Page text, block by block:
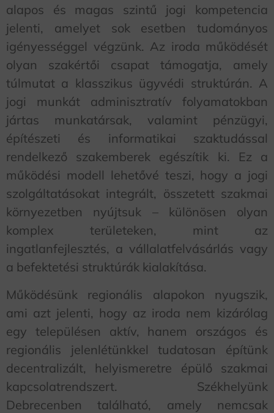
alapos és magas szintű jogi kompetencia
jelenti, amelyet sok esetben tudományos
igényességgel végzünk. Az iroda működését
olyan szakértői csapat támogatja, amely
túlmutat a klasszikus ügyvédi struktúrán. A
jogi munkát adminisztratív folyamatokban
jártas munkatársak, valamint pénzügyi,
építészeti és informatikai szaktudással
rendelkező szakemberek egészítik ki. Ez a
működési modell lehetővé teszi, hogy a jogi
szolgáltatásokat integrált, összetett szakmai
környezetben nyújtsuk – különösen olyan
komplex területeken, mint az
ingatlanfejlesztés, a vállalatfelvásárlás vagy
a befektetési struktúrák kialakítása.
Működésünk regionális alapokon nyugszik,
ami azt jelenti, hogy az iroda nem kizárólag
egy településen aktív, hanem országos és
regionális jelenlétünkkel tudatosan építünk
decentralizált, helyismeretre épülő szakmai
kapcsolatrendszert. Székhelyünk
Debrecenben található, amely nemcsak